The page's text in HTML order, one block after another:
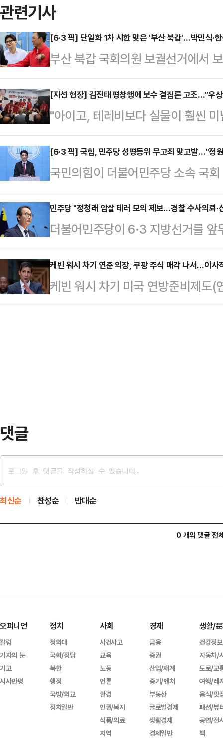
관련기사
[6·3 픽] 단일화 1차 시한 맞은 '부산 북갑'…박민식·
부산 북갑 국회의원 보궐선거에서
로 떠오른 가운데, 1차 단일화 시한
17일 극적 단일화가 성사될지 귀추
국민의힘 후보가 단일화에 선을 긋
능성이 완전히 닫힌 것은 아니라는
민식 후보는 이날 부산 북구 만덕동
제 행사에서 기자들과 만나 완주 의
속 후보와의 단일화 가…
[지선 현장] 김진태 평창행에 보수 결집론 고조…"우
"아이고, 테레비보다 실물이 훨씬
도 평창군 올림픽시장 인근. 빨간
후보가 시장 초입에 들어서자 상인
곳에서 "이번에 꼭 돼야 한다"는 응
로 군민들의 손을 맞잡으며 화답했
국민의힘 평창군수 후보와 함께
다. 평창 현장 행보는 심 후보의 선
식 현장은 심 …
[6·3 픽] 국힘, 민주당 성평등위 무고죄 맞고발…"정
국민의힘이 더불어민주당 소속 국
위반 고발에 대해 무고죄로 맞고발
위 '이재명 공소취소 저지 특위' 위
북에 "민주당 서영교, 이주희, 김남
주 의원은 "성평등가족위 소속 서
여하기는커녕 국민의힘 의원들을
민주당 서울시장 후보 검증을 막고
했다.그는 "먼저 민주…
민주당 "정청래 암살 테러 모의 제보…경찰 수사의뢰·
더불어민주당이 6·3 지방선거를
가 이어지고 있다며, 경찰에 수사
다.강준현 민주당 수석대변인은 이
열고 "'정청래를 죽이자', '정청래
체방에서의 집단적인 테러 모의가
케빈 워시 차기 연준 의장, 쿠팡 주식 매각 나서…이사
케빈 워시 차기 미국 연방준비제도
업 쿠팡아이앤씨(Inc) 지분 매각에
댓글
최신순 찬성순 반대순
0 개의 댓글 전
오피니언
칼럼
기자의 눈
기고
시사만평
정치
청와대
국회/정당
북한
행정
국방/외교
정치일반
사회
사건사고
교육
노동
언론
환경
인권/복지
식품/의료
지역
경제
금융
증권
산업/재계
중기/벤처
부동산
글로벌경제
생활경제
경제일반
생활/
건강정보
자동차/
도로/교
여행/레
음식/맛
패션/뷰
공연/전
책